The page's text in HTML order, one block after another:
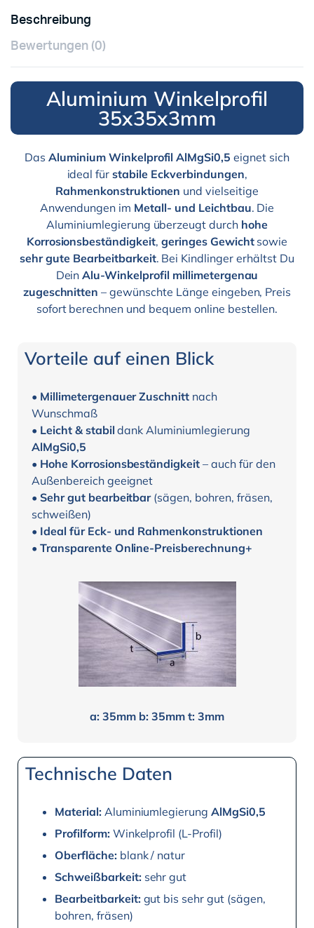
Beschreibung
Bewertungen (0)
Aluminium Winkelprofil
35x35x3mm
DasAluminium Winkelprofil AlMgSi0,5 eignet sich
ideal fürstabile Eckverbindungen,
Rahmenkonstruktionen und vielseitige
Anwendungen im Metall- und Leichtbau. Die
Aluminiumlegierung überzeugt durch hohe
Korrosionsbeständigkeit, geringes Gewichtsowie
sehr gute Bearbeitbarkeit. Bei Kindlinger erhältst Du
DeinAlu-Winkelprofil millimetergenau
zugeschnitten – gewünschte Länge eingeben, Preis
sofort berechnen und bequem online bestellen.
Vorteile auf einen Blick
• Millimetergenauer Zuschnitt nach
Wunschmaß
• Leicht & stabil dank Aluminiumlegierung
AlMgSi0,5
• Hohe Korrosionsbeständigkeit – auch für den
Außenbereich geeignet
• Sehr gut bearbeitbar(sägen, bohren, fräsen,
schweißen)
• Ideal für Eck- und Rahmenkonstruktionen
• Transparente Online-Preisberechnung+
a: 35mm b: 35mm t: 3mm
Technische Daten
Material:AluminiumlegierungAlMgSi0,5
Profilform:Winkelprofil (L-Profil)
Oberfläche:blank / natur
Schweißbarkeit:sehr gut
Bearbeitbarkeit:gut bis sehr gut (sägen,
bohren, fräsen)